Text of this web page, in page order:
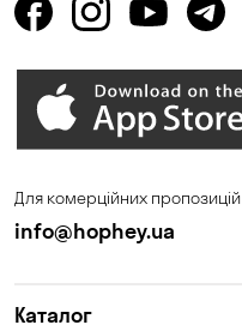
Для комерційних пропозицій
info@hophey.ua
Каталог